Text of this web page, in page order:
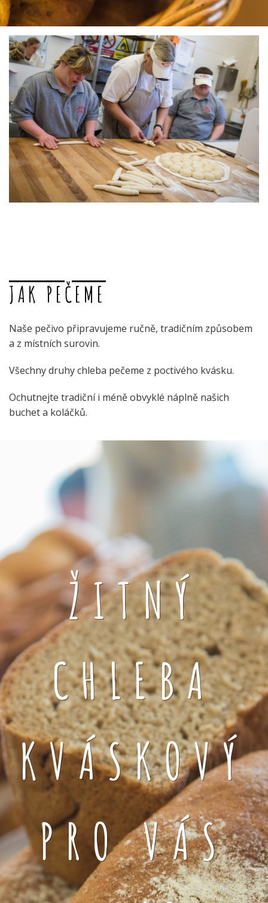
JAK PEČEME
Naše pečivo připravujeme ručně, tradičním způsobem
a z místních surovin.
Všechny druhy chleba pečeme z poctivého kvásku.
Ochutnejte tradiční i méně obvyklé náplně našich
buchet a koláčků.
ŽITNÝ
CHLEBA
KVÁSKOVÝ
PRO VÁS